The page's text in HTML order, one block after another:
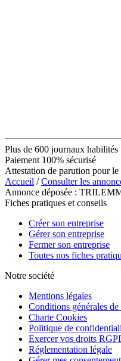
Plus de 600 journaux habilités
Paiement 100% sécurisé
Attestation de parution pour
Accueil /Consulter les
Annonce déposée :
Fiches pratiques et conseils
Créer son entreprise
Gérer son entreprise
Fermer son entreprise
Toutes nos fiches
Notre société
Mentions légales
Conditions générales de
Charte Cookies
Politique de
Exercer vos droits
Réglementation légale